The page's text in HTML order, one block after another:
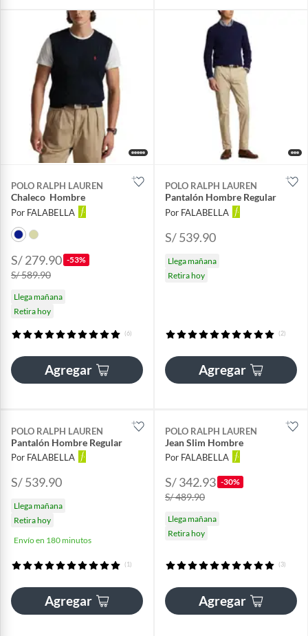
POLO RALPH LAUREN
Chaleco Hombre
Por FALABELLA
S/ 279.90 -53%
S/ 589.90
Llega mañana
Retira hoy
(6)
Agregar
POLO RALPH LAUREN
Pantalón Hombre Regular
Por FALABELLA
S/ 539.90
Llega mañana
Retira hoy
(2)
Agregar
POLO RALPH LAUREN
Pantalón Hombre Regular
Por FALABELLA
S/ 539.90
Llega mañana
Retira hoy
Envío en 180 minutos
(1)
Agregar
POLO RALPH LAUREN
Jean Slim Hombre
Por FALABELLA
S/ 342.93 -30%
S/ 489.90
Llega mañana
Retira hoy
(3)
Agregar